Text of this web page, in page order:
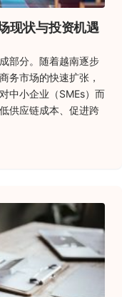
现状与投资机遇
部分。随着越南逐步
务市场的快速扩张，
中小企业（SMEs）而
供应链成本、促进跨